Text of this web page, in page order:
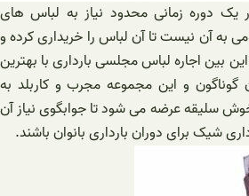
یک دوره زمانی محدود نیاز به لباس‌ های
به آن نیست تا آن لباس را خریداری کرده و
بین اجاره لباس مجلسی بارداری با بهترین
و این مجموعه مجرب و کاربلد به
سلیقه عرضه می شود تا جوابگوی نیاز آن‌
شیک برای دوران بارداری بانوان باشند.